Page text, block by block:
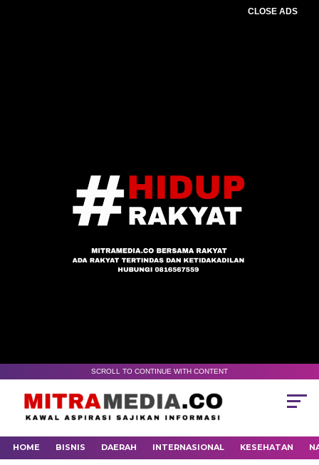
CLOSE ADS
SCROLL TO CONTINUE WITH CONTENT
HOME BISNIS DAERAH INTERNASIONAL KESEHATAN